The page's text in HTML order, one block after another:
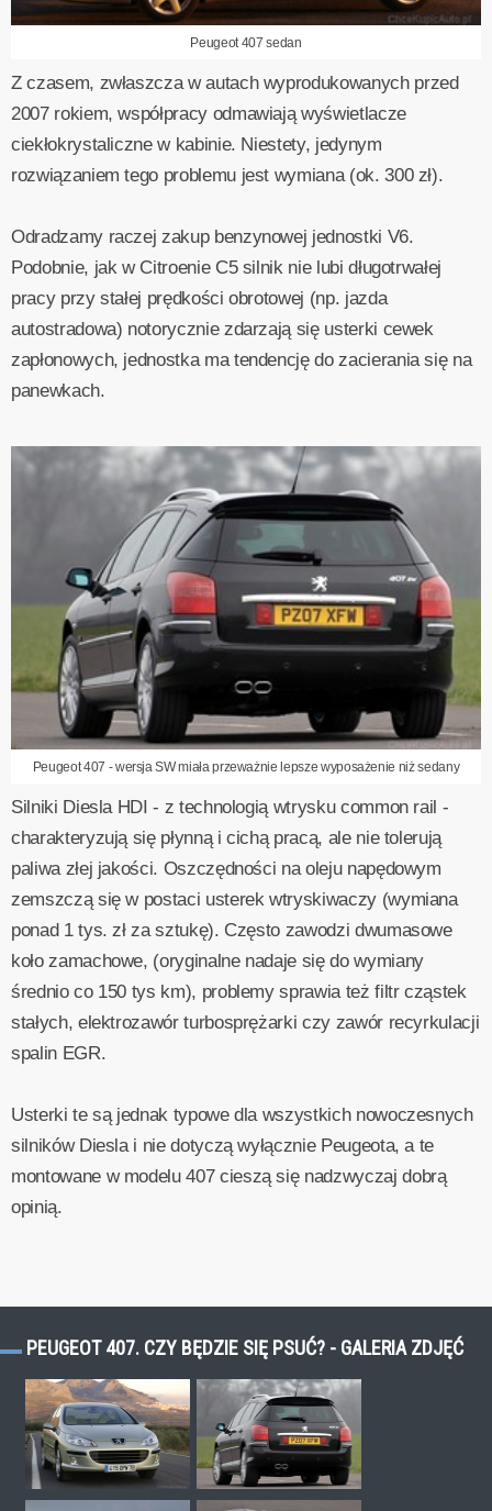
Peugeot 407 sedan
Z czasem, zwłaszcza w autach wyprodukowanych przed
2007 rokiem, współpracy odmawiają wyświetlacze
ciekłokrystaliczne w kabinie. Niestety, jedynym
rozwiązaniem tego problemu jest wymiana (ok. 300 zł).
Odradzamy raczej zakup benzynowej jednostki V6.
Podobnie, jak w Citroenie C5 silnik nie lubi długotrwałej
pracy przy stałej prędkości obrotowej (np. jazda
autostradowa) notorycznie zdarzają się usterki cewek
zapłonowych, jednostka ma tendencję do zacierania się na
panewkach.
Peugeot 407 - wersja SW miała przeważnie lepsze wyposażenie niż sedany
Silniki Diesla HDI - z technologią wtrysku common rail -
charakteryzują się płynną i cichą pracą, ale nie tolerują
paliwa złej jakości. Oszczędności na oleju napędowym
zemszczą się w postaci usterek wtryskiwaczy (wymiana
ponad 1 tys. zł za sztukę). Często zawodzi dwumasowe
koło zamachowe, (oryginalne nadaje się do wymiany
średnio co 150 tys km), problemy sprawia też filtr cząstek
stałych, elektrozawór turbosprężarki czy zawór recyrkulacji
spalin EGR.
Usterki te są jednak typowe dla wszystkich nowoczesnych
silników Diesla i nie dotyczą wyłącznie Peugeota, a te
montowane w modelu 407 cieszą się nadzwyczaj dobrą
opinią.
PEUGEOT 407. CZY BĘDZIE SIĘ PSUĆ? - GALERIA ZDJĘĆ